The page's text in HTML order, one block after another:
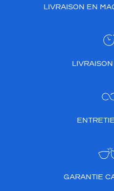
LIVRAISON EN
GARANTIE